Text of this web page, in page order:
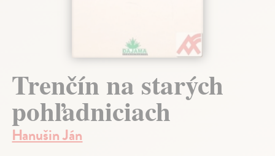
Trenčín na starých
pohľadniciach
Hanušin Ján